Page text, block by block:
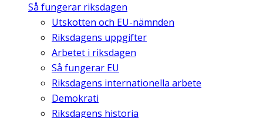
Så fungerar riksdagen
Utskotten och EU-nämnden
Riksdagens uppgifter
Arbetet i riksdagen
Så fungerar EU
Riksdagens internationella arbete
Demokrati
Riksdagens historia